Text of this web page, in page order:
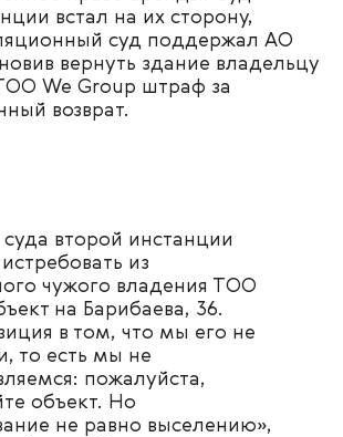
встал на их сторону,
суд поддержал АО
вернуть здание владельцу
We Group штраф за
возврат.
второй инстанции
из
чужого владения ТОО
на Барибаева, 36.
в том, что мы его не
то есть мы не
пожалуйста,
объект. Но
не равно выселению»,